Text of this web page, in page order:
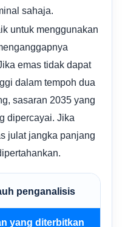
sahaja.
untuk menggunakan
emas tidak dapat
dalam tempoh dua
sasaran 2035 yang
dipercayai. Jika
julat jangka panjang
penganalisis
yang diterbitkan